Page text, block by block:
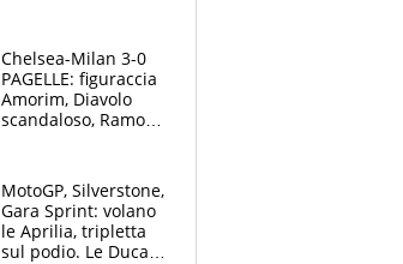
Chelsea-Milan 3-0
PAGELLE: figuraccia
Amorim, Diavolo
scandaloso, Ramos
MotoGP, Silverstone,
Gara Sprint: volano
le Aprilia, tripletta
sul podio. Le Ducati